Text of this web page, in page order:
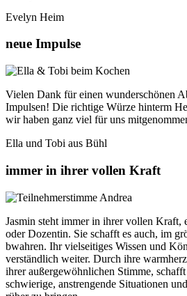
Evelyn Heim
neue Impulse
Vielen Dank für einen wunderschönen
Impulsen! Die richtige Würze hinterm
wir haben ganz viel für uns
Ella und Tobi aus Bühl
immer in ihrer vollen Kraft
Jasmin steht immer in ihrer vollen Kraft,
oder Dozentin. Sie schafft es auch, im
bwahren. Ihr vielseitiges Wissen und
verständlich weiter. Durch ihre
ihrer außergewöhnlichen Stimme,
schwierige, anstrengende Situationen